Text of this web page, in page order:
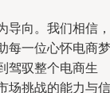
导向。我们相信，
每一位心怀电商梦
驾驭整个电商生
场挑战的能力与信